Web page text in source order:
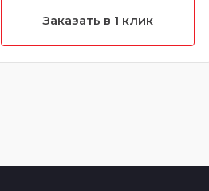
Заказать в 1 клик